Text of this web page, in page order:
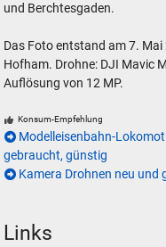
und Berchtesgaden.
Das Foto entstand am 7.
Hofham. Drohne: DJI Mavic
Auflösung von 12 MP.
Konsum-Empfehlung
Modelleisenbahn-
gebraucht, günstig
Kamera Drohnen neu und
Links